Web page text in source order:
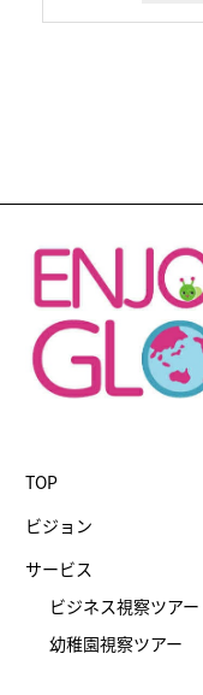
TOP
ビジョン
サービス
ビジネス視察ツアー
幼稚園視察ツアー